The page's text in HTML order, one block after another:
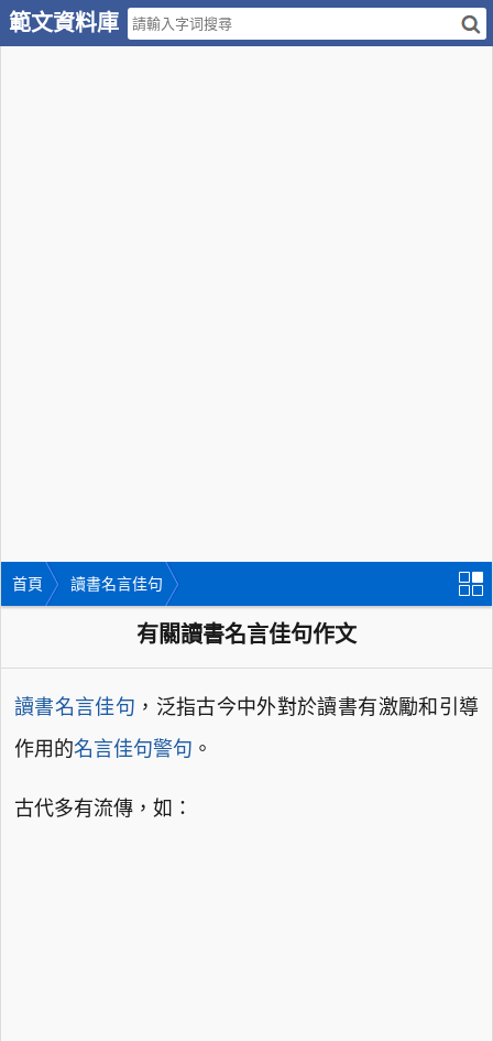
範文資料庫
首頁 讀書名言佳句
有關讀書名言佳句作文
讀書名言佳句 ，泛指古今中外對於讀書有激勵和引導
作用的名言佳句警句 。
古代多有流傳，如：